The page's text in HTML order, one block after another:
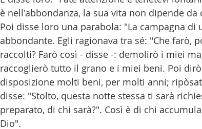
è nell'abbondanza, la sua vita non dipende da
Poi disse loro una parabola: "La campagna
abbondante. Egli ragionava tra sé: "Che farò,
raccolti? Farò così - disse -: demolirò i miei
raccoglierò tutto il grano e i miei beni. Poi
disposizione molti beni, per molti anni;
disse: "Stolto, questa notte stessa ti sarà
preparato, di chi sarà?". Così è di chi
Dio".